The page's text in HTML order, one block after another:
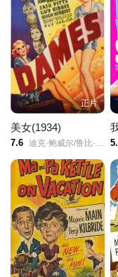
正片
美女(1934)
7.6 迪克·鲍威尔/鲁比·基勒/Hugh Herbert/